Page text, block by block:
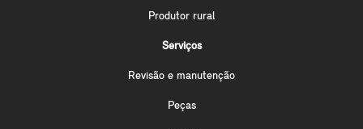
Produtor rural
Serviços
Revisão e manutenção
Peças